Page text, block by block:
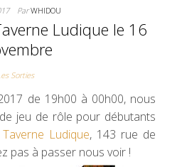
ParWHIDOU
Ludique le 16
Sorties
de 19h00 à 00h00, nous
jeu de rôle pour débutants
Taverne Ludique, 143 rue de
pas à passer nous voir !